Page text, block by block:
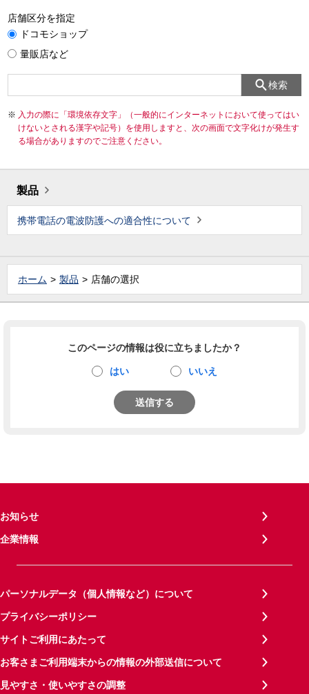
店舗区分を指定
ドコモショップ
量販店など
検索
入力の際に「環境依存文字」（一般的にインターネットにおいて使ってはい
けないとされる漢字や記号）を使用しますと、次の画面で文字化けが発生す
る場合がありますのでご注意ください。
製品
携帯電話の電波防護への適合性について
ホーム 製品 店舗の選択
このページの情報は役に立ちましたか？
はい いいえ
送信する
お知らせ
企業情報
パーソナルデータ（個人情報など）について
プライバシーポリシー
サイトご利用にあたって
お客さまご利用端末からの情報の外部送信について
見やすさ・使いやすさの調整